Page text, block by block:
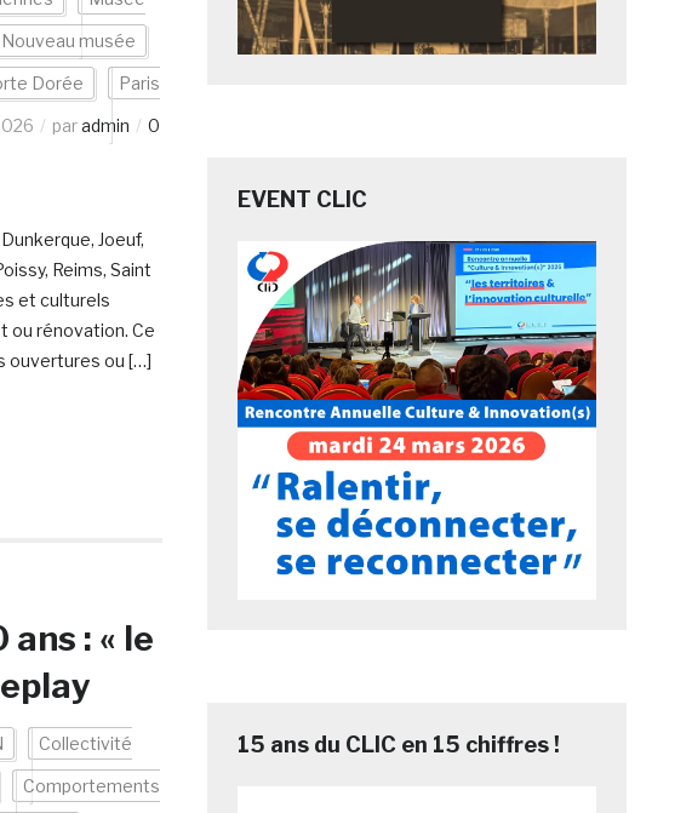
Nouveau musée
Dorée Paris
paradmin
0
Joeuf,
Reims, Saint
et culturels
ou rénovation. Ce
ouvertures ou […]
: « le
Collectivité
Comportements
EVENT CLIC
15 ans du CLIC en 15 chiffres !